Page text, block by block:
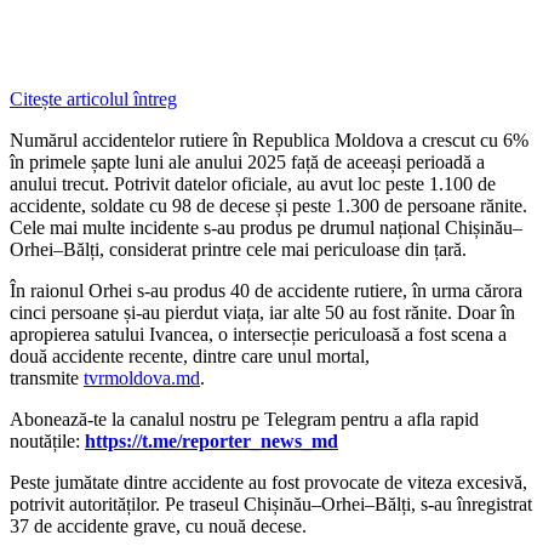
Citește articolul întreg
Numărul accidentelor rutiere în Republica Moldova a crescut cu 6%
în primele șapte luni ale anului 2025 față de aceeași perioadă a
anului trecut. Potrivit datelor oficiale, au avut loc peste 1.100 de
accidente, soldate cu 98 de decese și peste 1.300 de persoane rănite.
Cele mai multe incidente s-au produs pe drumul național Chișinău–
Orhei–Bălți, considerat printre cele mai periculoase din țară.
În raionul Orhei s-au produs 40 de accidente rutiere, în urma cărora
cinci persoane și-au pierdut viața, iar alte 50 au fost rănite. Doar în
apropierea satului Ivancea, o intersecție periculoasă a fost scena a
două accidente recente, dintre care unul mortal,
transmite tvrmoldova.md.
‍Abonează-te la canalul nostru pe Telegram pentru a afla rapid
noutățile: https://t.me/reporter_news_md
Peste jumătate dintre accidente au fost provocate de viteza excesivă,
potrivit autorităților. Pe traseul Chișinău–Orhei–Bălți, s-au înregistrat
37 de accidente grave, cu nouă decese.